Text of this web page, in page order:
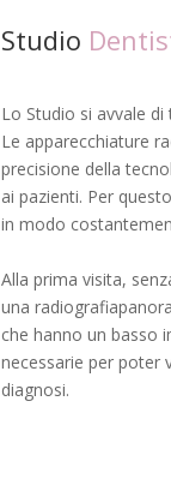
Studio
Lo Studio si avvale
Le apparecchiature
precisione della
ai pazienti. Per
in modo
Alla prima visita,
una
che hanno un basso
necessarie per poter
diagnosi.